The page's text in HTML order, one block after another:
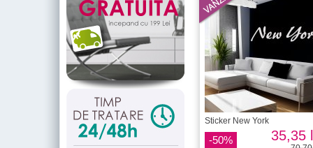
Sticker New York
-50% 35,35